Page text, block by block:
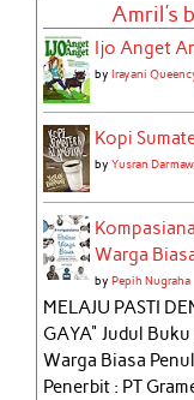
Amril's
Ijo Anget
byIrayani
Kopi
byYusran
Warga
byPepih Nugraha
MELAJU PASTI
GAYA" Judul
Warga Biasa
Penerbit : PT